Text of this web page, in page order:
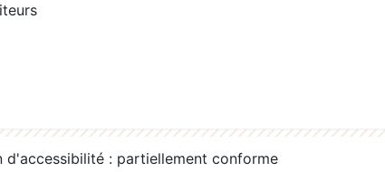
d'accessibilité : partiellement conforme